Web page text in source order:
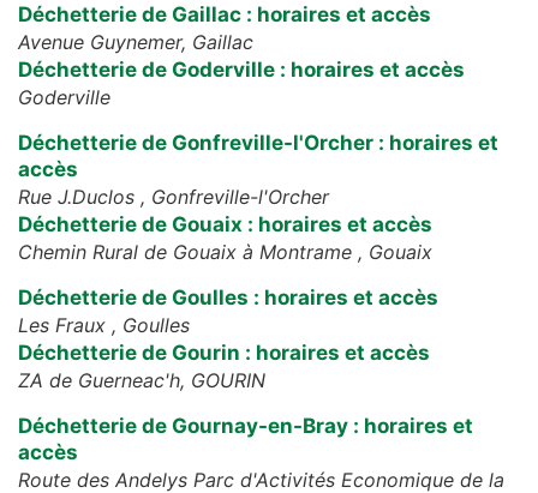
Déchetterie de Gaillac : horaires et accès
Avenue Guynemer, Gaillac
Déchetterie de Goderville : horaires et accès
Goderville
Déchetterie de Gonfreville-l'Orcher : horaires et
accès
Rue J.Duclos , Gonfreville-l'Orcher
Déchetterie de Gouaix : horaires et accès
Chemin Rural de Gouaix à Montrame , Gouaix
Déchetterie de Goulles : horaires et accès
Les Fraux , Goulles
Déchetterie de Gourin : horaires et accès
ZA de Guerneac'h, GOURIN
Déchetterie de Gournay-en-Bray : horaires et
accès
Route des Andelys Parc d'Activités Economique de la